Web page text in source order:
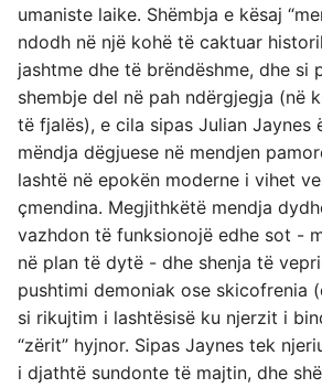
umaniste laike. Shëmbja e kësaj
ndodh në një kohë të caktuar
jashtme dhe të brëndëshme, dhe si
shembje del në pah ndërgjegja (në
të fjalës), e cila sipas Julian Jaynes
mëndja dëgjuese në mendjen
lashtë në epokën moderne i vihet
çmendina. Megjithkëtë mendja
vazhdon të funksionojë edhe sot -
në plan të dytë - dhe shenja të
pushtimi demoniak ose skicofrenia
si rikujtim i lashtësisë ku njerzit i
“zërit” hyjnor. Sipas Jaynes tek
i djathtë sundonte të majtin, dhe